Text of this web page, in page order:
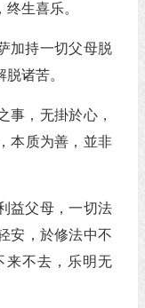
生喜乐。
加持一切父母脱
诸苦。
事，无掛於心，
本质为善，並非
益父母，一切法
安，於修法中不
来不去，乐明无